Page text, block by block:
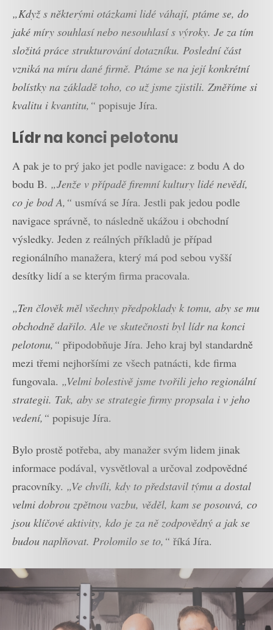
„Když s některými otázkami lidé váhají, ptáme se, do
jaké míry souhlasí nebo nesouhlasí s výroky. Je za tím
složitá práce strukturování dotazníku. Poslední část
vzniká na míru dané firmě. Ptáme se na její konkrétní
bolístky na základě toho, co už jsme zjistili. Změříme si
kvalitu i kvantitu,“ popisuje Jíra.
Lídr na konci pelotonu
A pak je to prý jako jet podle navigace: z bodu A do
bodu B. „Jenže v případě firemní kultury lidé nevědí,
co je bod A,“ usmívá se Jíra. Jestli pak jedou podle
navigace správně, to následně ukážou i obchodní
výsledky. Jeden z reálných příkladů je případ
regionálního manažera, který má pod sebou vyšší
desítky lidí a se kterým firma pracovala.
„Ten člověk měl všechny předpoklady k tomu, aby se mu
obchodně dařilo. Ale ve skutečnosti byl lídr na konci
pelotonu,“ připodobňuje Jíra. Jeho kraj byl standardně
mezi třemi nejhoršími ze všech patnácti, kde firma
fungovala. „Velmi bolestivě jsme tvořili jeho regionální
strategii. Tak, aby se strategie firmy propsala i v jeho
vedení,“ popisuje Jíra.
Bylo prostě potřeba, aby manažer svým lidem jinak
informace podával, vysvětloval a určoval zodpovědné
pracovníky. „Ve chvíli, kdy to představil týmu a dostal
velmi dobrou zpětnou vazbu, věděl, kam se posouvá, co
jsou klíčové aktivity, kdo je za ně zodpovědný a jak se
budou naplňovat. Prolomilo se to,“ říká Jíra.